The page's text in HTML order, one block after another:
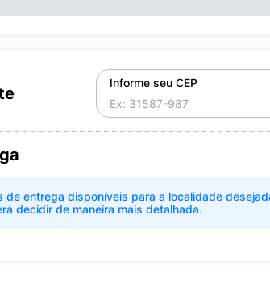
Informe seu CEP
de entrega disponíveis para a localidade
decidir de maneira mais detalhada.